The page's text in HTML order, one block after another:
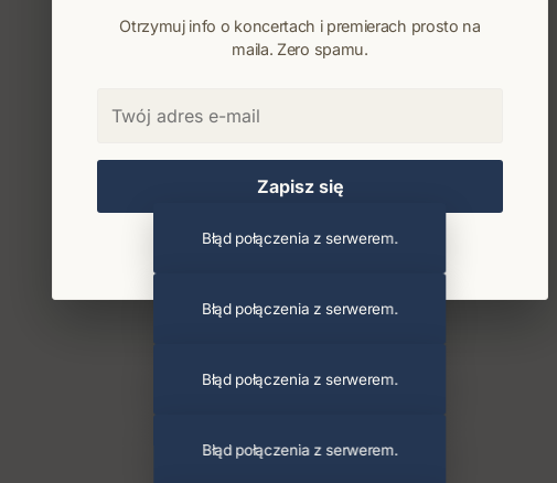
Otrzymuj info o koncertach i premierach prosto na
maila. Zero spamu.
Zapisz się
Chcę się wypisać z newslettera
Błąd połączenia z serwerem.
Błąd połączenia z serwerem.
Błąd połączenia z serwerem.
Błąd połączenia z serwerem.